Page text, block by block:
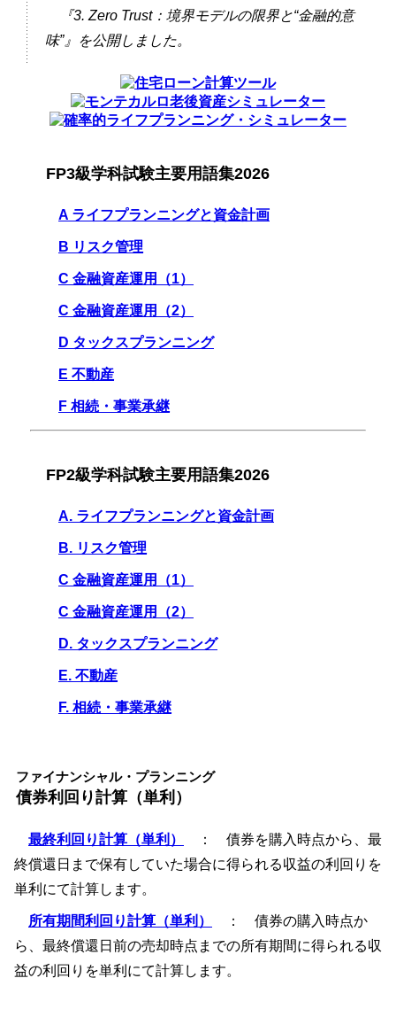
『3. Zero Trust：境界モデルの限界と“金融的意
味”』を公開しました。
FP3級学科試験主要用語集2026
A ライフプランニングと資金計画
B リスク管理
C 金融資産運用（1）
C 金融資産運用（2）
D タックスプランニング
E 不動産
F 相続・事業承継
FP2級学科試験主要用語集2026
A. ライフプランニングと資金計画
B. リスク管理
C 金融資産運用（1）
C 金融資産運用（2）
D. タックスプランニング
E. 不動産
F. 相続・事業承継
ファイナンシャル・プランニング
債券利回り計算（単利）
最終利回り計算（単利）
： 債券を購入時点から、最
終償還日まで保有していた場合に得られる収益の利回りを
単利にて計算します。
所有期間利回り計算（単利）
： 債券の購入時点か
ら、最終償還日前の売却時点までの所有期間に得られる収
益の利回りを単利にて計算します。